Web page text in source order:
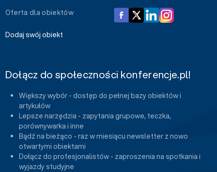
Oferta dla obiektów
Dodaj swój obiekt
Dołącz do społeczności konferencje.pl!
Większy wybór - dostęp do pełnej bazy obiektów i
artykułów
Lepsze narzędzia - zapytania grupowe, teczka,
porównywarka i inne
Bądź na bieżąco - raz w miesiącu newsletter z nowo
otwartymi obiektami
Dołącz do profesjonalistów - zaproszenia na spotkania i
wyjazdy studyjne